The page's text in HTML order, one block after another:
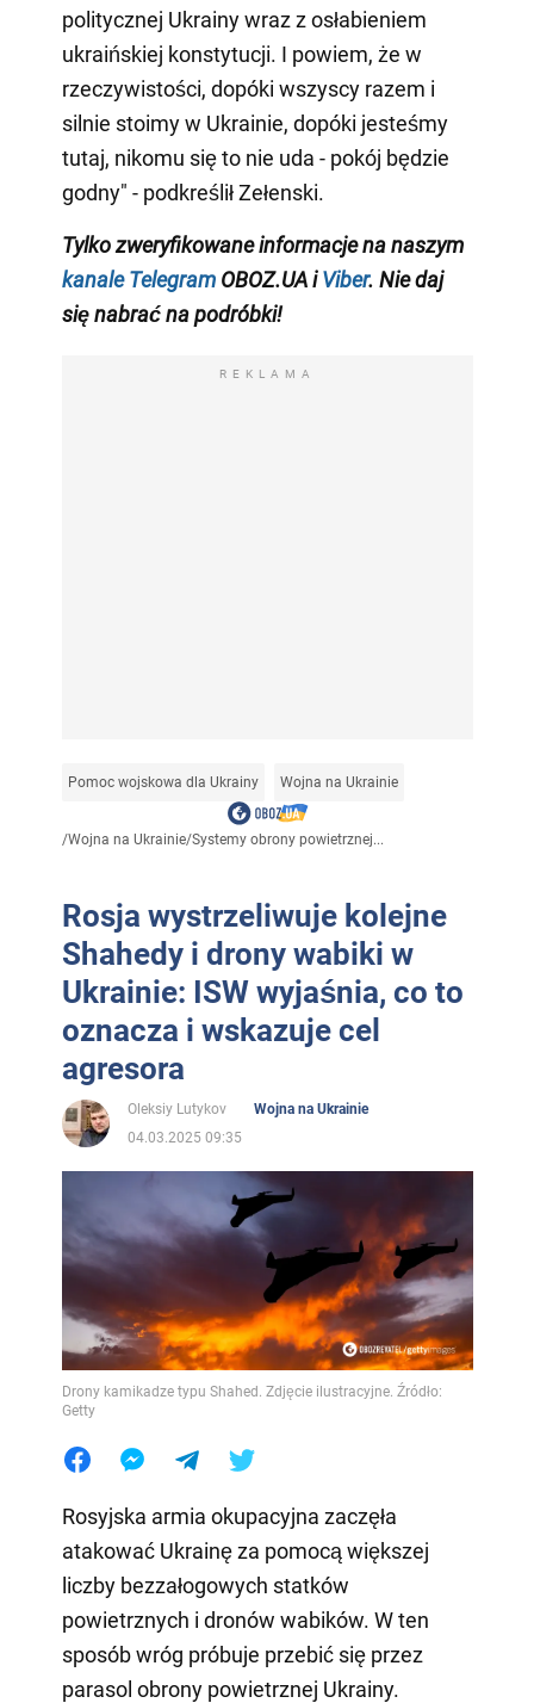
politycznej Ukrainy wraz z osłabieniem
ukraińskiej konstytucji. I powiem, że w
rzeczywistości, dopóki wszyscy razem i
silnie stoimy w Ukrainie, dopóki jesteśmy
tutaj, nikomu się to nie uda - pokój będzie
godny" - podkreślił Zełenski.
Tylko zweryfikowane informacje na naszym
kanale TelegramOBOZ.UA iViber. Nie daj
się nabrać na podróbki!
REKLAMA
Pomoc wojskowa dla Ukrainy Wojna na Ukrainie
/Wojna na Ukrainie/Systemy obrony powietrznej...
Rosja wystrzeliwuje kolejne
Shahedy i drony wabiki w
Ukrainie: ISW wyjaśnia, co to
oznacza i wskazuje cel
agresora
Oleksiy Lutykov
Wojna na Ukrainie
04.03.2025 09:35
Drony kamikadze typu Shahed. Zdjęcie ilustracyjne. Źródło:
Getty
Rosyjska armia okupacyjna zaczęła
atakować Ukrainę za pomocą większej
liczby bezzałogowych statków
powietrznych i dronów wabików. W ten
sposób wróg próbuje przebić się przez
parasol obrony powietrznej Ukrainy.